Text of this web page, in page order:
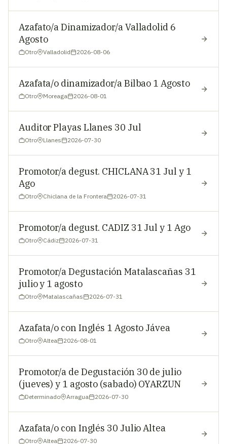
Azafato/a Dinamizador/a Valladolid 6
Agosto
Otro Valladolid 2026-08-06
Azafata/o dinamizador/a Bilbao 1 Agosto
Otro Moreaga 2026-08-01
Auditor Playas Llanes 30 Jul
Otro Llanes 2026-07-30
Promotor/a degust. CHICLANA 31 Jul y 1
Ago
Otro Chiclana de la Frontera 2026-07-31
Promotor/a degust. CADIZ 31 Jul y 1 Ago
Otro Cádiz 2026-07-31
Promotor/a Degustación Matalascañas 31
julio y 1 agosto
Otro Matalascañas 2026-07-31
Azafata/o con Inglés 1 Agosto Jávea
Otro Altea 2026-08-01
Promotor/a de Degustación 30 de julio
(jueves) y 1 agosto (sabado) OYARZUN
Determinado Arragua 2026-07-30
Azafata/o con Inglés 30 Julio Altea
Otro Altea 2026-07-30